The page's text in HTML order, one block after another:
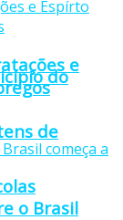
do
de
e
o Brasil